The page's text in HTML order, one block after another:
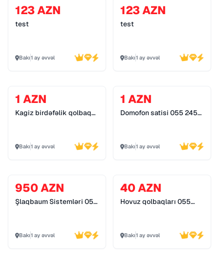
123 AZN
test
Bakı1 ay əvvəl
123 AZN
test
Bakı1 ay əvvəl
1 AZN
Kagiz birdəfəlik qolbaq
Bakı1 ay əvvəl
1 AZN
Domofon satisi 055 245
Bakı1 ay əvvəl
950 AZN
Şlaqbaum Sistemləri 055
Bakı1 ay əvvəl
40 AZN
Hovuz qolbaqları 055
Bakı1 ay əvvəl